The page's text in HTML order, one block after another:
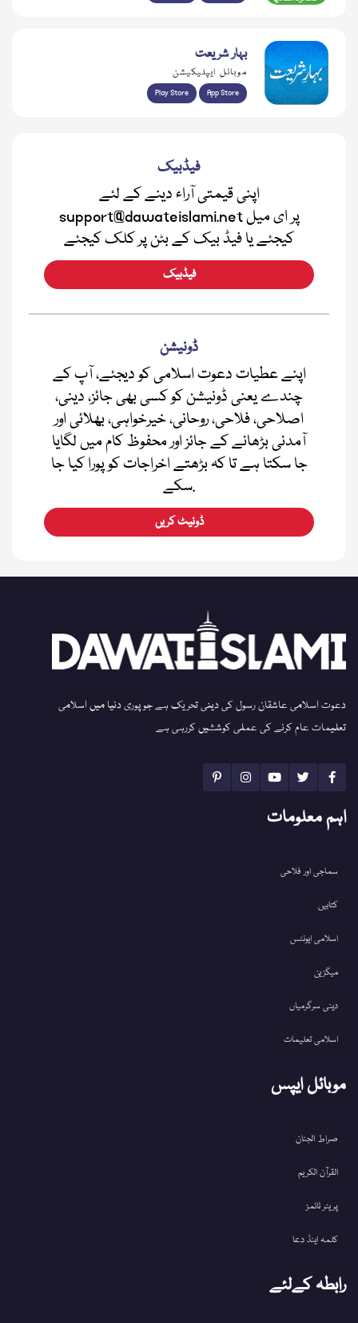
بہار شریعت
موبائل ایپلیکیشن
Play Store App Store
فیڈبیک
اپنی قیمتی آراء دینے کے لئے
support@dawateislami.net پر ای میل
کیجئے یا فیڈ بیک کے بٹن پر کلک کیجئے
فیڈبیک
ڈونیشن
اپنے عطیات دعوت اسلامی کو دیجئے، آپ کے
چندے یعنی ڈونیشن کو کسی بھی جائز، دینی،
اصلاحی، فلاحی، روحانی، خیرخواہی، بھلائی اور
آمدنی بڑھانے کے جائز اور محفوظ کام میں لگایا
جا سکتا ہے تا کہ بڑھتے اخراجات کو پورا کیا جا
سکے.
ڈونیٹ کریں
دعوت اسلامی عاشقان رسول کی دینی تحریک ہے جو پوری دنیا میں اسلامی
تعلیمات عام کرنے کی عملی کوششیں کررہی ہے
اہم معلومات
سماجی اور فلاحی
کتابیں
اسلامی ایونٹس
میگزین
دینی سرگرمیاں
اسلامی تعلیمات
موبائل ایپس
صراط الجنان
القرآن الکریم
پریئر ٹائمز
کلمہ اینڈ دعا
رابطہ کےلئے